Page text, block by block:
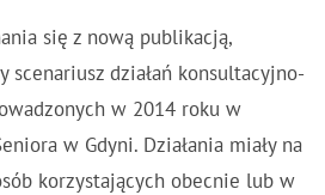
się z nową publikacją,
scenariusz działań konsultacyjno-
w 2014 roku w
w Gdyni. Działania miały na
korzystających obecnie lub w